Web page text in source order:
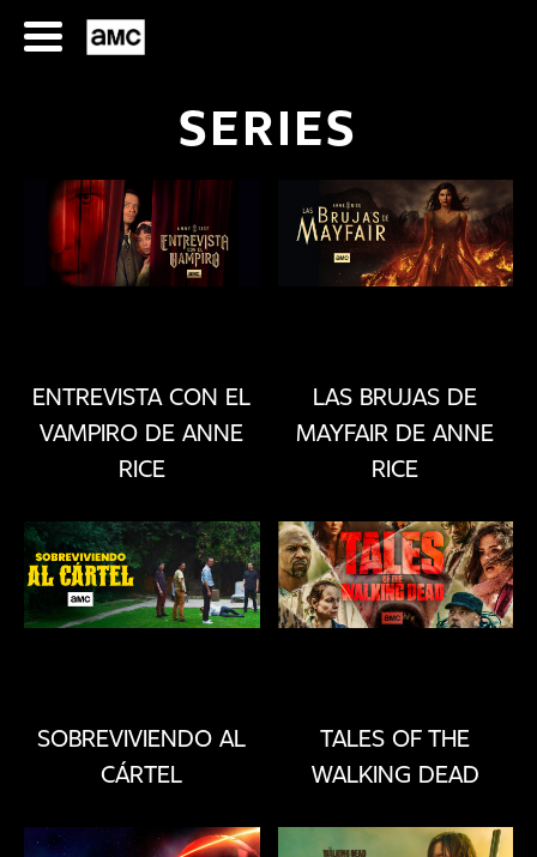
HORARIOS
DÓNDE
VERNOS
CLUB
SERIES
ENTREVISTA CON EL
VAMPIRO DE ANNE
RICE
LAS BRUJAS DE
MAYFAIR DE ANNE
RICE
SOBREVIVIENDO AL
CÁRTEL
TALES OF THE
WALKING DEAD